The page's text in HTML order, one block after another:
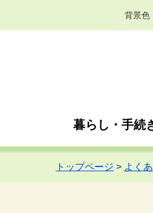
背景色
暮らし・手続
トップページ > よく